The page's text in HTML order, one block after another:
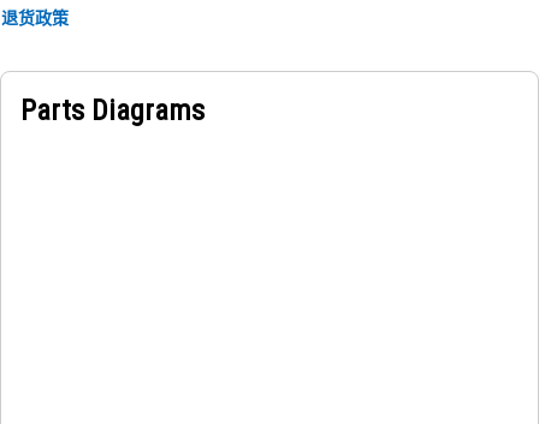
退货政策
Parts Diagrams